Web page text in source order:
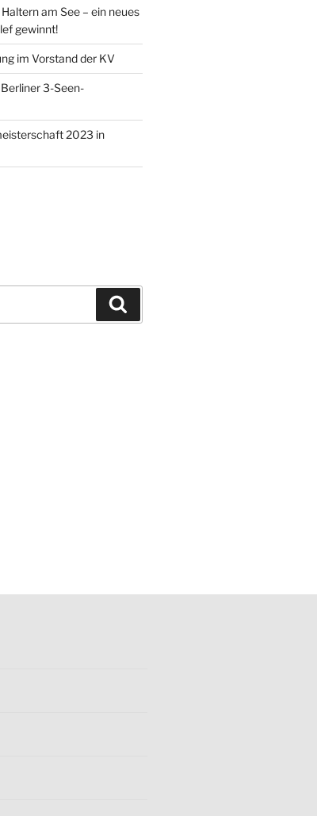
Haltern am See – ein neues
gewinnt!
im Vorstand der KV
Berliner 3-Seen-
2023 in